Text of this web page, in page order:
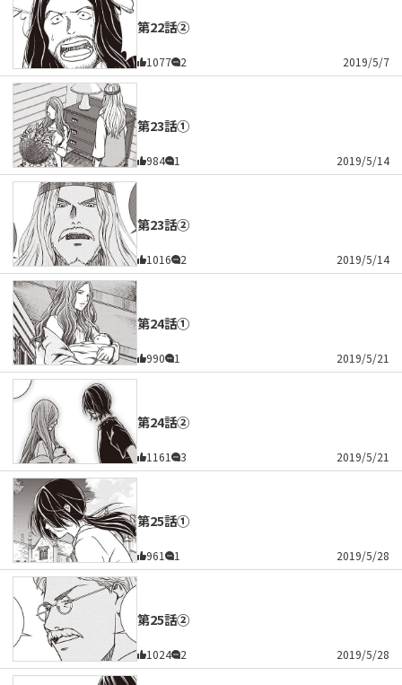
第22話②
1077 2 2019/5/7
第23話①
984 1 2019/5/14
第23話②
1016 2 2019/5/14
第24話①
990 1 2019/5/21
第24話②
1161 3 2019/5/21
第25話①
961 1 2019/5/28
第25話②
1024 2 2019/5/28